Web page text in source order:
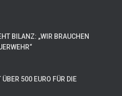
BILANZ: „WIR BRAUCHEN
500 EURO FÜR DIE